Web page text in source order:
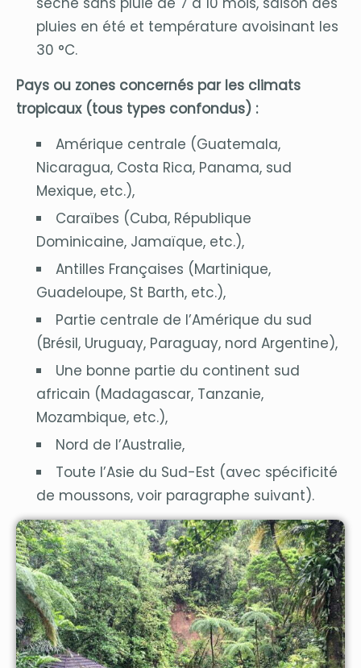
pluies en été et température avoisinant les
30 °C.
Pays ou zones concernés par les climats
tropicaux (tous types confondus) :
Amérique centrale (Guatemala,
Nicaragua, Costa Rica, Panama, sud
Mexique, etc.),
Caraïbes (Cuba, République
Dominicaine, Jamaïque, etc.),
Antilles Françaises (Martinique,
Guadeloupe, St Barth, etc.),
Partie centrale de l’Amérique du sud
(Brésil, Uruguay, Paraguay, nord Argentine),
Une bonne partie du continent sud
africain (Madagascar, Tanzanie,
Mozambique, etc.),
Nord de l’Australie,
Toute l’Asie du Sud-Est (avec spécificité
de moussons, voir paragraphe suivant).